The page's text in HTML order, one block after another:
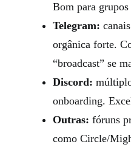
Bom para
Telegram:
orgânica forte.
“broadcast” se
Discord:
onboarding.
Outras: fóruns
como Circle/